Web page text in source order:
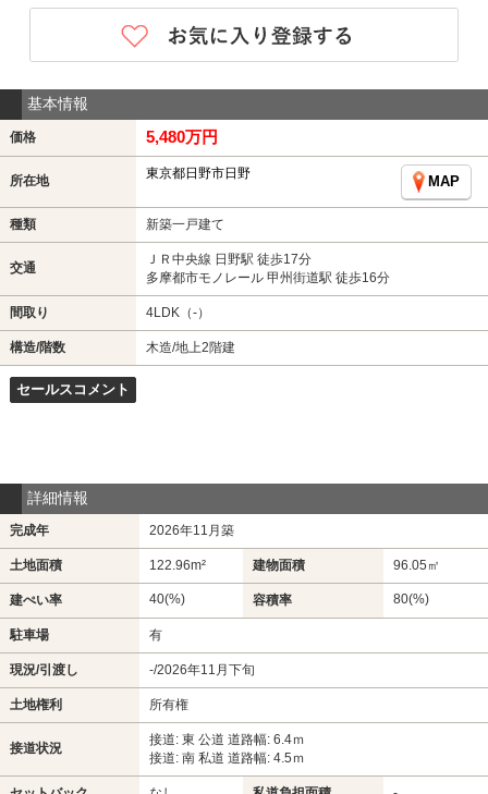
基本情報
価格 5,480万円
所在地 東京都日野市日野
MAP
種類 新築一戸建て
交通
ＪＲ中央線 日野駅 徒歩17分
多摩都市モノレール 甲州街道駅 徒歩16分
間取り 4LDK（-）
構造/階数 木造/地上2階建
セールスコメント
詳細情報
完成年 2026年11月築
土地面積 122.96m² 建物面積 96.05㎡
建ぺい率 40(%) 容積率 80(%)
駐車場 有
現況/引渡し -/2026年11月下旬
土地権利 所有権
接道状況
接道: 東 公道 道路幅: 6.4ｍ
接道: 南 私道 道路幅: 4.5ｍ